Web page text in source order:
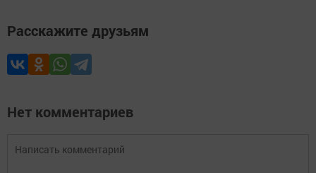
Расскажите друзьям
Нет комментариев